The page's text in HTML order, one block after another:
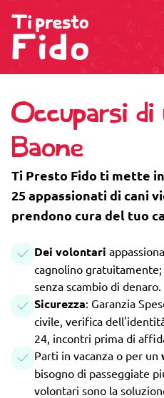
Occuparsi di
Baone
Ti Presto Fido ti mette
25 appassionati di cani
prendono cura del tuo
Dei volontari
cagnolino
senza scambio di denaro.
Sicurezza: Garanzia
civile, verifica
24, incontri prima di
Parti in vacanza o per un
bisogno di passeggiate
volontari sono la